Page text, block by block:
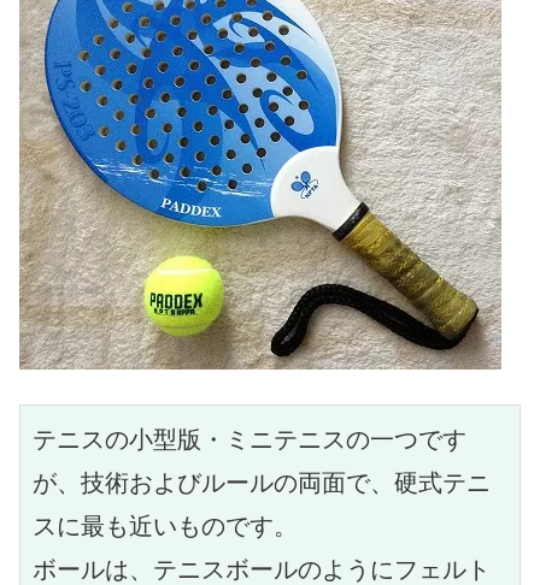
テニスの小型版・ミニテニスの一つです
が、技術およびルールの両面で、硬式テニ
スに最も近いものです。
ボールは、テニスボールのようにフェルト